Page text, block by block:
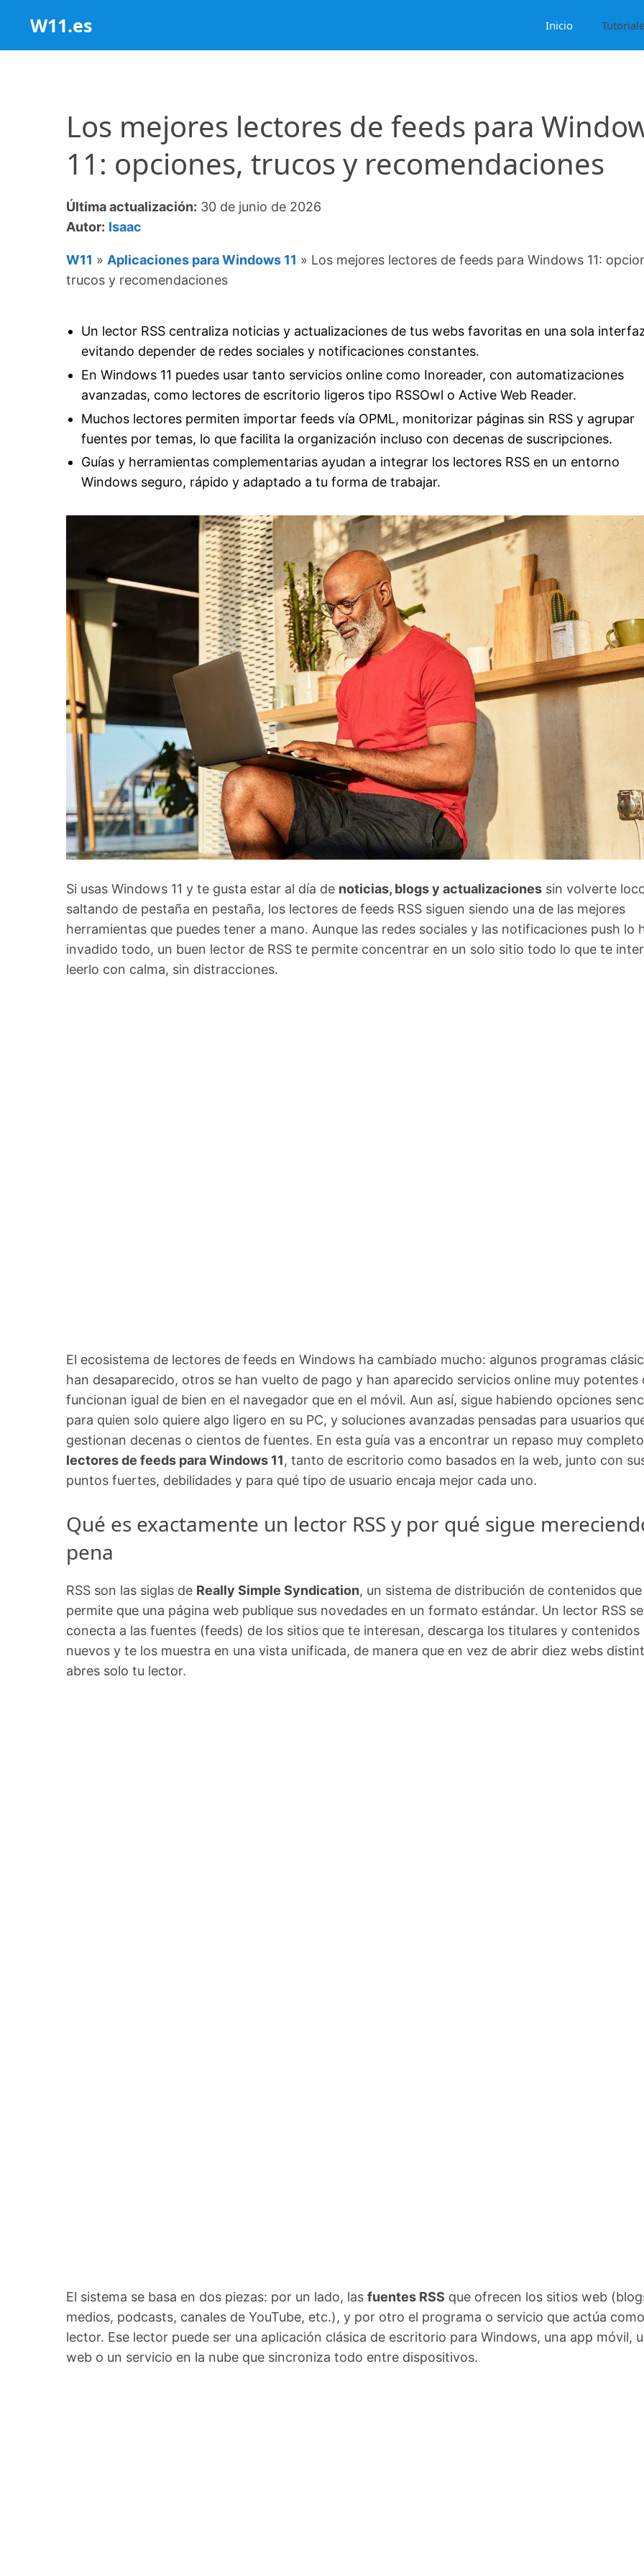
contenido
W11.es Inicio
Los mejores lectores de feeds para
11: opciones, trucos y recomendaciones
Última actualización: 30 de junio de 2026
Autor: Isaac
W11 » Aplicaciones para Windows 11 » Los mejores lectores de feeds para Windows 11:
trucos y recomendaciones
Un lector RSS centraliza noticias y actualizaciones de tus webs favoritas en una sola
evitando depender de redes sociales y notificaciones constantes.
En Windows 11 puedes usar tanto servicios online como Inoreader, con automatizaciones
avanzadas, como lectores de escritorio ligeros tipo RSSOwl o Active Web Reader.
Muchos lectores permiten importar feeds vía OPML, monitorizar páginas sin RSS y agrupar
fuentes por temas, lo que facilita la organización incluso con decenas de suscripciones.
Guías y herramientas complementarias ayudan a integrar los lectores RSS en un entorno
Windows seguro, rápido y adaptado a tu forma de trabajar.
Si usas Windows 11 y te gusta estar al día de noticias, blogs y actualizaciones sin volverte
saltando de pestaña en pestaña, los lectores de feeds RSS siguen siendo una de las mejores
herramientas que puedes tener a mano. Aunque las redes sociales y las notificaciones push lo
invadido todo, un buen lector de RSS te permite concentrar en un solo sitio todo lo que te
leerlo con calma, sin distracciones.
El ecosistema de lectores de feeds en Windows ha cambiado mucho: algunos programas
han desaparecido, otros se han vuelto de pago y han aparecido servicios online muy potentes
funcionan igual de bien en el navegador que en el móvil. Aun así, sigue habiendo opciones
para quien solo quiere algo ligero en su PC, y soluciones avanzadas pensadas para usuarios
gestionan decenas o cientos de fuentes. En esta guía vas a encontrar un repaso muy
lectores de feeds para Windows 11, tanto de escritorio como basados en la web, junto con
puntos fuertes, debilidades y para qué tipo de usuario encaja mejor cada uno.
Qué es exactamente un lector RSS y por qué sigue
pena
RSS son las siglas de Really Simple Syndication, un sistema de distribución de contenidos que
permite que una página web publique sus novedades en un formato estándar. Un lector RSS se
conecta a las fuentes (feeds) de los sitios que te interesan, descarga los titulares y contenidos
nuevos y te los muestra en una vista unificada, de manera que en vez de abrir diez webs
abres solo tu lector.
El sistema se basa en dos piezas: por un lado, las fuentes RSS que ofrecen los sitios web
medios, podcasts, canales de YouTube, etc.), y por otro el programa o servicio que actúa como
lector. Ese lector puede ser una aplicación clásica de escritorio para Windows, una app móvil,
web o un servicio en la nube que sincroniza todo entre dispositivos.